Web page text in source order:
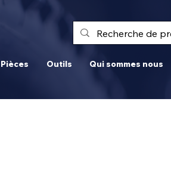
Pièces Outils Qui sommes nous